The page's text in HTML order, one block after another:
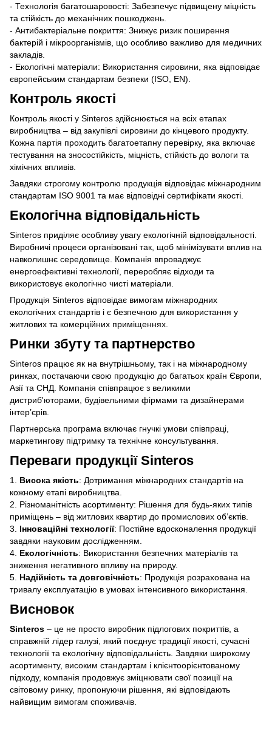
- Технологія багатошаровості: Забезпечує підвищену міцність
та стійкість до механічних пошкоджень.
- Антибактеріальне покриття: Знижує ризик поширення
бактерій і мікроорганізмів, що особливо важливо для медичних
закладів.
- Екологічні матеріали: Використання сировини, яка відповідає
європейським стандартам безпеки (ISO, EN).
Контроль якості
Контроль якості у Sinteros здійснюється на всіх етапах
виробництва – від закупівлі сировини до кінцевого продукту.
Кожна партія проходить багатоетапну перевірку, яка включає
тестування на зносостійкість, міцність, стійкість до вологи та
хімічних впливів.
Завдяки строгому контролю продукція відповідає міжнародним
стандартам ISO 9001 та має відповідні сертифікати якості.
Екологічна відповідальність
Sinteros приділяє особливу увагу екологічній відповідальності.
Виробничі процеси організовані так, щоб мінімізувати вплив на
навколишнє середовище. Компанія впроваджує
енергоефективні технології, переробляє відходи та
використовує екологічно чисті матеріали.
Продукція Sinteros відповідає вимогам міжнародних
екологічних стандартів і є безпечною для використання у
житлових та комерційних приміщеннях.
Ринки збуту та партнерство
Sinteros працює як на внутрішньому, так і на міжнародному
ринках, постачаючи свою продукцію до багатьох країн Європи,
Азії та СНД. Компанія співпрацює з великими
дистриб'юторами, будівельними фірмами та дизайнерами
інтер’єрів.
Партнерська програма включає гнучкі умови співпраці,
маркетингову підтримку та технічне консультування.
Переваги продукції Sinteros
1. Висока якість: Дотримання міжнародних стандартів на
кожному етапі виробництва.
2. Різноманітність асортименту: Рішення для будь-яких типів
приміщень – від житлових квартир до промислових об’єктів.
3. Інноваційні технології: Постійне вдосконалення продукції
завдяки науковим дослідженням.
4. Екологічність: Використання безпечних матеріалів та
зниження негативного впливу на природу.
5. Надійність та довговічність: Продукція розрахована на
тривалу експлуатацію в умовах інтенсивного використання.
Висновок
Sinteros – це не просто виробник підлогових покриттів, а
справжній лідер галузі, який поєднує традиції якості, сучасні
технології та екологічну відповідальність. Завдяки широкому
асортименту, високим стандартам і клієнтоорієнтованому
підходу, компанія продовжує зміцнювати свої позиції на
світовому ринку, пропонуючи рішення, які відповідають
найвищим вимогам споживачів.